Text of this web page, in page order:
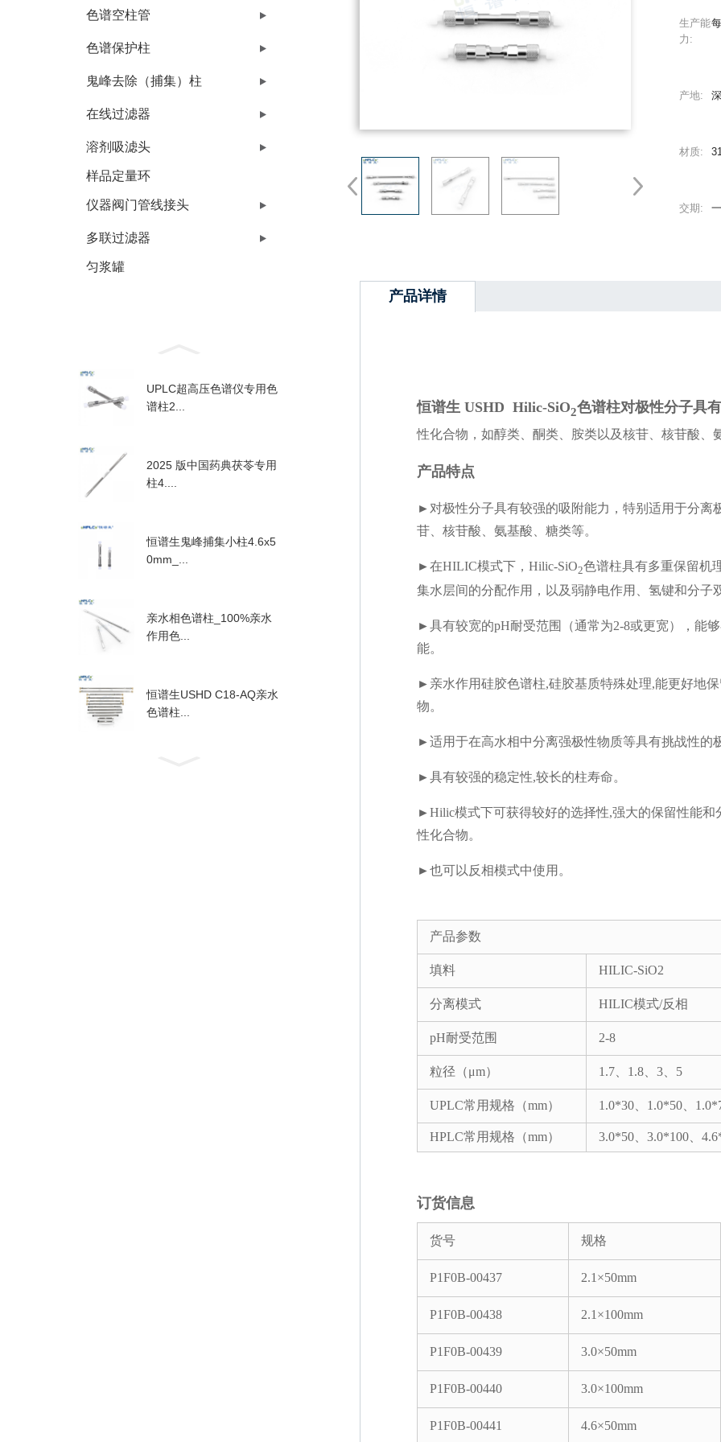
色谱空柱管
色谱保护柱
鬼峰去除（捕集）柱
在线过滤器
溶剂吸滤头
样品定量环
仪器阀门管线接头
多联过滤器
匀浆罐
UPLC超高压色谱仪专用色
谱柱2...
2025 版中国药典茯苓专用
柱4....
恒谱生鬼峰捕集小柱4.6x5
0mm_...
亲水相色谱柱_100%亲水
作用色...
恒谱生USHD C18-AQ亲水
色谱柱...
生产能
力:
产地:
材质:
交期:
产品详情
恒谱生 USHD Hilic-SiO2色谱柱对极性分子具
性化合物，如醇类、酮类、胺类以及核苷、核苷酸、
产品特点
►对极性分子具有较强的吸附能力，特别适用于分离
苷、核苷酸、氨基酸、糖类等。
►在HILIC模式下，Hilic-SiO2色谱柱具有多重保留机
集水层间的分配作用，以及弱静电作用、氢键和分子
►具有较宽的pH耐受范围（通常为2-8或更宽），能
能。
►亲水作用硅胶色谱柱,硅胶基质特殊处理,能更好地
物。
►适用于在高水相中分离强极性物质等具有挑战性的
►具有较强的稳定性,较长的柱寿命。
►Hilic模式下可获得较好的选择性,强大的保留性能
性化合物。
►也可以反相模式中使用。
产品参数
填料 HILIC-SiO2
分离模式 HILIC模式/反相
pH耐受范围 2-8
粒径（μm） 1.7、1.8、3、5
UPLC常用规格（mm） 1.0*30、1.0*50、
HPLC常用规格（mm） 3.0*50、3.0*100、
订货信息
货号 规格
P1F0B-00437 2.1×50mm
P1F0B-00438 2.1×100mm
P1F0B-00439 3.0×50mm
P1F0B-00440 3.0×100mm
P1F0B-00441 4.6×50mm